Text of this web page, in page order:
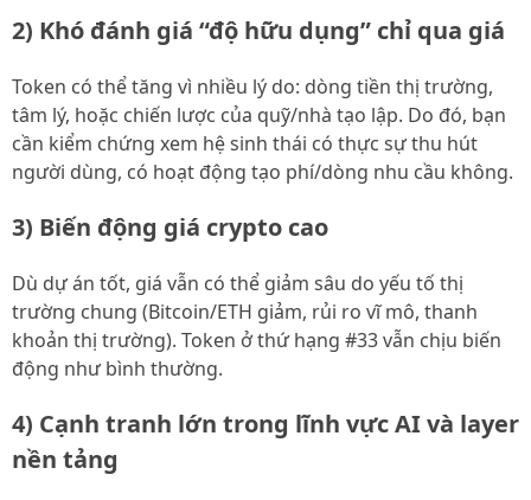
2) Khó đánh giá “độ hữu dụng” chỉ qua giá
Token có thể tăng vì nhiều lý do: dòng tiền thị trường,
tâm lý, hoặc chiến lược của quỹ/nhà tạo lập. Do đó, bạn
cần kiểm chứng xem hệ sinh thái có thực sự thu hút
người dùng, có hoạt động tạo phí/dòng nhu cầu không.
3) Biến động giá crypto cao
Dù dự án tốt, giá vẫn có thể giảm sâu do yếu tố thị
trường chung (Bitcoin/ETH giảm, rủi ro vĩ mô, thanh
khoản thị trường). Token ở thứ hạng #33 vẫn chịu biến
động như bình thường.
4) Cạnh tranh lớn trong lĩnh vực AI và layer
nền tảng